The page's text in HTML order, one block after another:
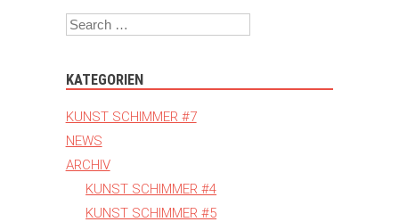
Search
KATEGORIEN
KUNST SCHIMMER #7
NEWS
ARCHIV
KUNST SCHIMMER #4
KUNST SCHIMMER #5